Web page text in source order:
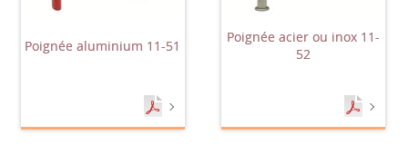
Poignée aluminium 11-51
Poignée acier ou inox 11-
52